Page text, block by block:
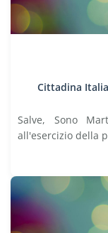
Cittadina
Salve, Sono
all'esercizio della